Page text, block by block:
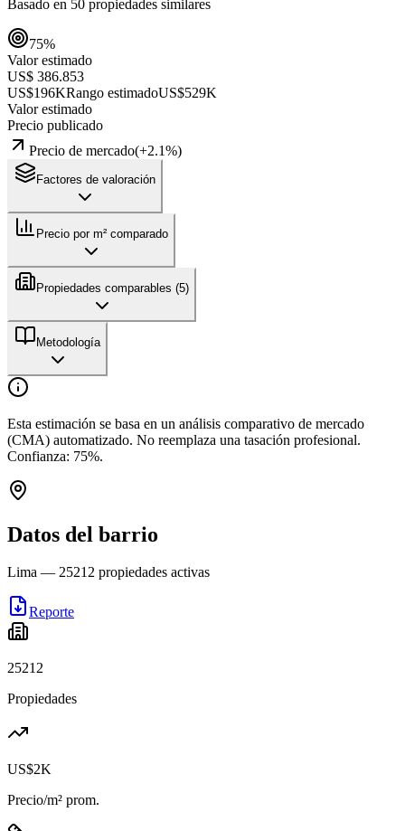
Basado en 50 propiedades similares
75%
Valor estimado
US$ 386.853
US$196KRango estimadoUS$529K
Valor estimado
Precio publicado
Precio de mercado(+2.1%)
Factores de valoración
Precio por m² comparado
Propiedades comparables (5)
Metodología
Esta estimación se basa en un análisis comparativo de mercado
(CMA) automatizado. No reemplaza una tasación profesional.
Confianza: 75%.
Datos del barrio
Lima — 25212 propiedades activas
Reporte
25212
Propiedades
US$2K
Precio/m² prom.